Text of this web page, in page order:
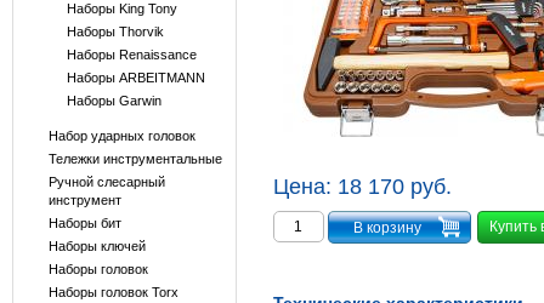
Наборы King Tony
Наборы Thorvik
Наборы Renaissance
Наборы ARBEITMANN
Наборы Garwin
Набор ударных головок
Тележки инструментальные
Ручной слесарный
инструмент
Наборы бит
Наборы ключей
Наборы головок
Наборы головок Torx
Цена: 18 170 руб.
Купить